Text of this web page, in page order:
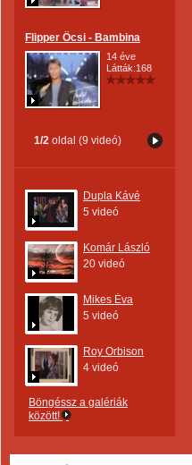
Flipper Öcsi - Bambina
14 éve
Látták:168
1/2 oldal (9 videó)
Dupla Kávé
5 videó
Komár László
20 videó
Mikes Éva
5 videó
Roy Orbison
4 videó
Böngéssz a galériák
között!